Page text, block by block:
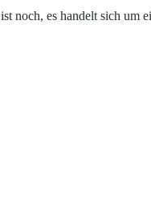
noch, es handelt sich um